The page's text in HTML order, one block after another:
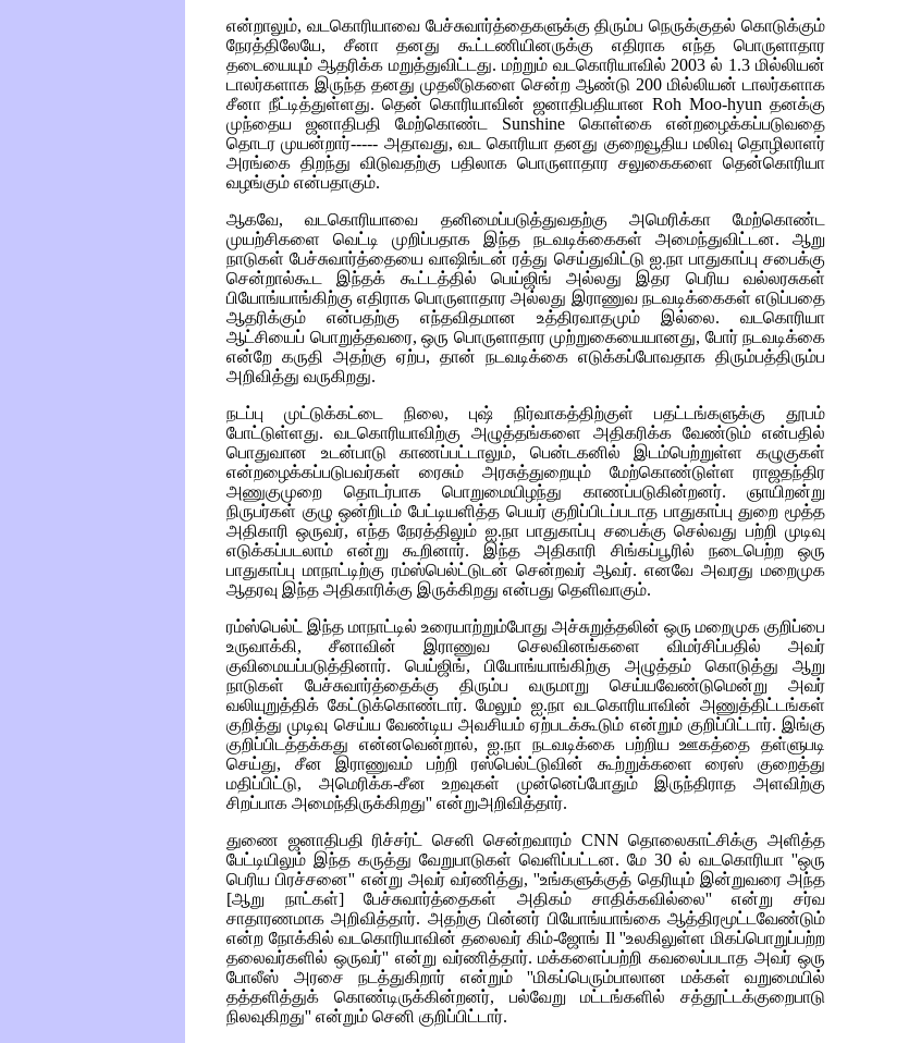
என்றாலும், வடகொரியாவை பேச்சுவார்த்தைகளுக்கு திரும்ப நெருக்குதல் கொடுக்கும்
நேரத்திலேயே, சீனா தனது கூட்டணியினருக்கு எதிராக எந்த பொருளாதார
தடையையும் ஆதரிக்க மறுத்துவிட்டது. மற்றும் வடகொரியாவில் 2003 ல் 1.3 மில்லியன்
டாலர்களாக இருந்த தனது முதலீடுகளை சென்ற ஆண்டு 200 மில்லியன் டாலர்களாக
சீனா நீட்டித்துள்ளது. தென் கொரியாவின் ஜனாதிபதியான Roh Moo-hyunதனக்கு
முந்தைய ஜனாதிபதி மேற்கொண்ட Sunshine கொள்கை என்றழைக்கப்படுவதை
தொடர முயன்றார்----- அதாவது, வட கொரியா தனது குறைவூதிய மலிவு தொழிலாளர்
அரங்கை திறந்து விடுவதற்கு பதிலாக பொருளாதார சலுகைகளை தென்கொரியா
வழங்கும் என்பதாகும்.
ஆகவே, வடகொரியாவை தனிமைப்படுத்துவதற்கு அமெரிக்கா மேற்கொண்ட
முயற்சிகளை வெட்டி முறிப்பதாக இந்த நடவடிக்கைகள் அமைந்துவிட்டன. ஆறு
நாடுகள் பேச்சுவார்த்தையை வாஷிங்டன் ரத்து செய்துவிட்டு ஐ.நா பாதுகாப்பு சபைக்கு
சென்றால்கூட இந்தக் கூட்டத்தில் பெய்ஜிங் அல்லது இதர பெரிய வல்லரசுகள்
பியோங்யாங்கிற்கு எதிராக பொருளாதார அல்லது இராணுவ நடவடிக்கைகள் எடுப்பதை
ஆதரிக்கும் என்பதற்கு எந்தவிதமான உத்திரவாதமும் இல்லை. வடகொரியா
ஆட்சியைப் பொறுத்தவரை, ஒரு பொருளாதார முற்றுகையையானது, போர் நடவடிக்கை
என்றே கருதி அதற்கு ஏற்ப, தான் நடவடிக்கை எடுக்கப்போவதாக திரும்பத்திரும்ப
அறிவித்து வருகிறது.
நடப்பு முட்டுக்கட்டை நிலை, புஷ் நிர்வாகத்திற்குள் பதட்டங்களுக்கு தூபம்
போட்டுள்ளது. வடகொரியாவிற்கு அழுத்தங்களை அதிகரிக்க வேண்டும் என்பதில்
பொதுவான உடன்பாடு காணப்பட்டாலும், பென்டகனில் இடம்பெற்றுள்ள கழுகுகள்
என்றழைக்கப்படுபவர்கள் ரைசும் அரசுத்துறையும் மேற்கொண்டுள்ள ராஜதந்திர
அணுகுமுறை தொடர்பாக பொறுமையிழந்து காணப்படுகின்றனர். ஞாயிறன்று
நிருபர்கள் குழு ஒன்றிடம் பேட்டியளித்த பெயர் குறிப்பிடப்படாத பாதுகாப்பு துறை மூத்த
அதிகாரி ஒருவர், எந்த நேரத்திலும் ஐ.நா பாதுகாப்பு சபைக்கு செல்வது பற்றி முடிவு
எடுக்கப்படலாம் என்று கூறினார். இந்த அதிகாரி சிங்கப்பூரில் நடைபெற்ற ஒரு
பாதுகாப்பு மாநாட்டிற்கு ரம்ஸ்பெல்ட்டுடன் சென்றவர் ஆவர். எனவே அவரது மறைமுக
ஆதரவு இந்த அதிகாரிக்கு இருக்கிறது என்பது தெளிவாகும்.
ரம்ஸ்பெல்ட் இந்த மாநாட்டில் உரையாற்றும்போது அச்சுறுத்தலின் ஒரு மறைமுக குறிப்பை
உருவாக்கி, சீனாவின் இராணுவ செலவினங்களை விமர்சிப்பதில் அவர்
குவிமையப்படுத்தினார். பெய்ஜிங், பியோங்யாங்கிற்கு அழுத்தம் கொடுத்து ஆறு
நாடுகள் பேச்சுவார்த்தைக்கு திரும்ப வருமாறு செய்யவேண்டுமென்று அவர்
வலியுறுத்திக் கேட்டுக்கொண்டார். மேலும் ஐ.நா வடகொரியாவின் அணுத்திட்டங்கள்
குறித்து முடிவு செய்ய வேண்டிய அவசியம் ஏற்படக்கூடும் என்றும் குறிப்பிட்டார். இங்கு
குறிப்பிடத்தக்கது என்னவென்றால், ஐ.நா நடவடிக்கை பற்றிய ஊகத்தை தள்ளுபடி
செய்து, சீன இராணுவம் பற்றி ரஸ்பெல்ட்டுவின் கூற்றுக்களை ரைஸ் குறைத்து
மதிப்பிட்டு, அமெரிக்க-சீன உறவுகள் முன்னெப்போதும் இருந்திராத அளவிற்கு
சிறப்பாக அமைந்திருக்கிறது'' என்றுஅறிவித்தார்.
துணை ஜனாதிபதி ரிச்சர்ட் செனி சென்றவாரம் CNNதொலைகாட்சிக்கு அளித்த
பேட்டியிலும் இந்த கருத்து வேறுபாடுகள் வெளிப்பட்டன. மே 30 ல் வடகொரியா ''ஒரு
பெரிய பிரச்சனை'' என்று அவர் வர்ணித்து, ''உங்களுக்குத் தெரியும் இன்றுவரை அந்த
[ஆறு நாட்கள்]பேச்சுவார்த்தைகள் அதிகம் சாதிக்கவில்லை'' என்று சர்வ
சாதாரணமாக அறிவித்தார். அதற்கு பின்னர் பியோங்யாங்கை ஆத்திரமூட்டவேண்டும்
என்ற நோக்கில் வடகொரியாவின் தலைவர் கிம்-ஜோங் Il ''உலகிலுள்ள மிகப்பொறுப்பற்ற
தலைவர்களில் ஒருவர்'' என்று வர்ணித்தார். மக்களைப்பற்றி கவலைப்படாத அவர் ஒரு
போலீஸ் அரசை நடத்துகிறார் என்றும் ''மிகப்பெரும்பாலான மக்கள் வறுமையில்
தத்தளித்துக் கொண்டிருக்கின்றனர், பல்வேறு மட்டங்களில் சத்தூட்டக்குறைபாடு
நிலவுகிறது'' என்றும் செனி குறிப்பிட்டார்.